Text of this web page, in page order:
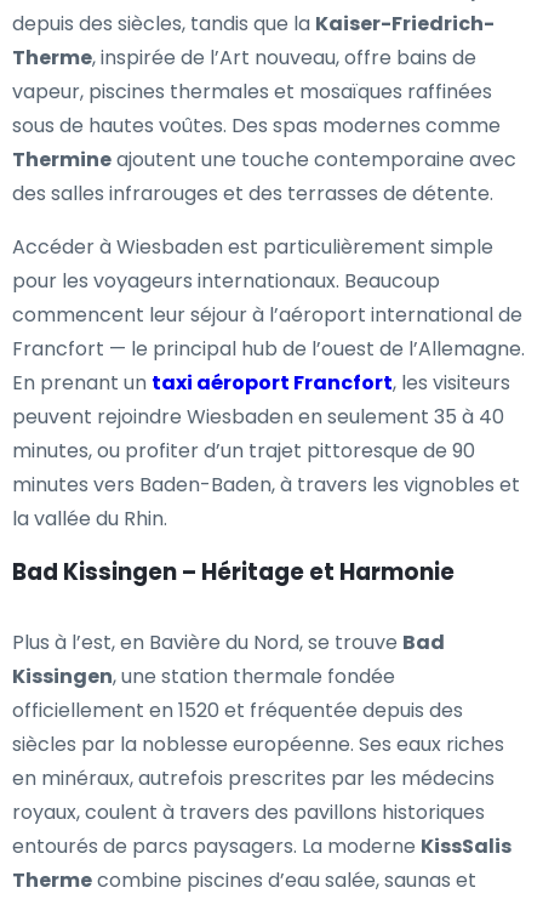
depuis des siècles, tandis que la Kaiser-Friedrich-
Therme, inspirée de l’Art nouveau, offre bains de
vapeur, piscines thermales et mosaïques raffinées
sous de hautes voûtes. Des spas modernes comme
Thermineajoutent une touche contemporaine avec
des salles infrarouges et des terrasses de détente.
Accéder à Wiesbaden est particulièrement simple
pour les voyageurs internationaux. Beaucoup
commencent leur séjour à l’aéroport international de
Francfort — le principal hub de l’ouest de l’Allemagne.
En prenant un taxi aéroport Francfort, les visiteurs
peuvent rejoindre Wiesbaden en seulement 35 à 40
minutes, ou profiter d’un trajet pittoresque de 90
minutes vers Baden-Baden, à travers les vignobles et
la vallée du Rhin.
Bad Kissingen – Héritage et Harmonie
Plus à l’est, en Bavière du Nord, se trouve Bad
Kissingen, une station thermale fondée
officiellement en 1520 et fréquentée depuis des
siècles par la noblesse européenne. Ses eaux riches
en minéraux, autrefois prescrites par les médecins
royaux, coulent à travers des pavillons historiques
entourés de parcs paysagers. La moderne KissSalis
Thermecombine piscines d’eau salée, saunas et